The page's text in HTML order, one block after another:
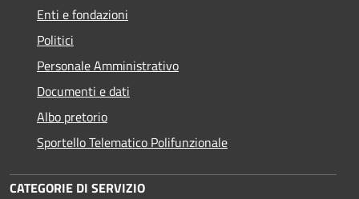
Enti e fondazioni
Politici
Personale Amministrativo
Documenti e dati
Albo pretorio
Sportello Telematico Polifunzionale
CATEGORIE DI SERVIZIO